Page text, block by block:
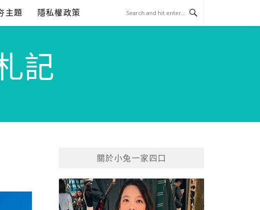
主題 隱私權政策
記
關於小兔一家四口